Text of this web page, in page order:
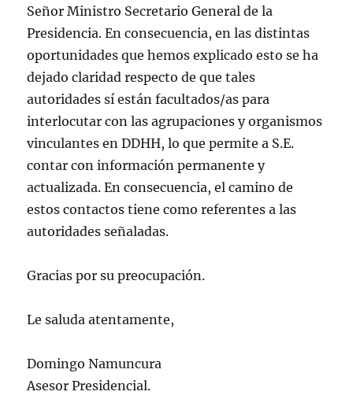
Señor Ministro Secretario General de la
Presidencia. En consecuencia, en las distintas
oportunidades que hemos explicado esto se ha
dejado claridad respecto de que tales
autoridades sí están facultados/as para
interlocutar con las agrupaciones y organismos
vinculantes en DDHH, lo que permite a S.E.
contar con información permanente y
actualizada. En consecuencia, el camino de
estos contactos tiene como referentes a las
autoridades señaladas.
Gracias por su preocupación.
Le saluda atentamente,
Domingo Namuncura
Asesor Presidencial.